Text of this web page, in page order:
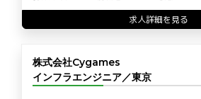
求人詳細を見る
株式会社Cygames
インフラエンジニア／東京